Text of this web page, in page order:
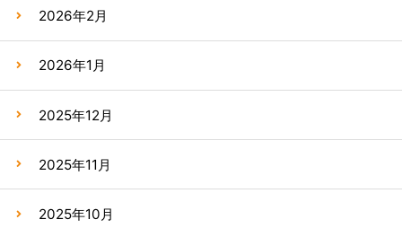
2026年2月
2026年1月
2025年12月
2025年11月
2025年10月